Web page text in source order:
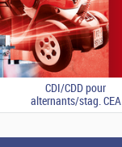
CDI/CDD pour
alternants/stag. CEA